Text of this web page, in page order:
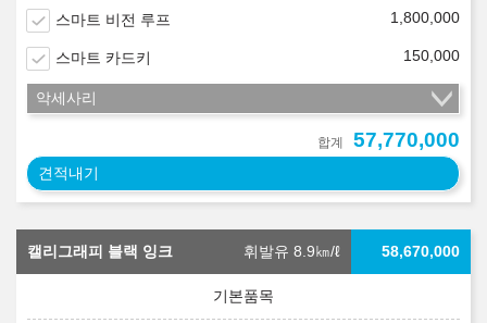
스마트 비전 루프 1,800,000
스마트 카드키 150,000
악세사리
합계 57,770,000
견적내기
캘리그래피 블랙 잉크 휘발유 8.9㎞/ℓ 58,670,000